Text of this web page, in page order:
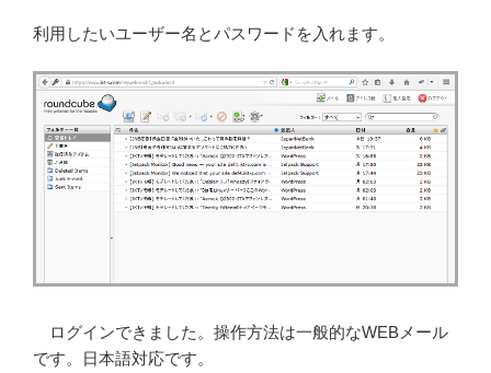
利用したいユーザー名とパスワードを入れます。
ログインできました。操作方法は一般的なWEBメール
です。日本語対応です。